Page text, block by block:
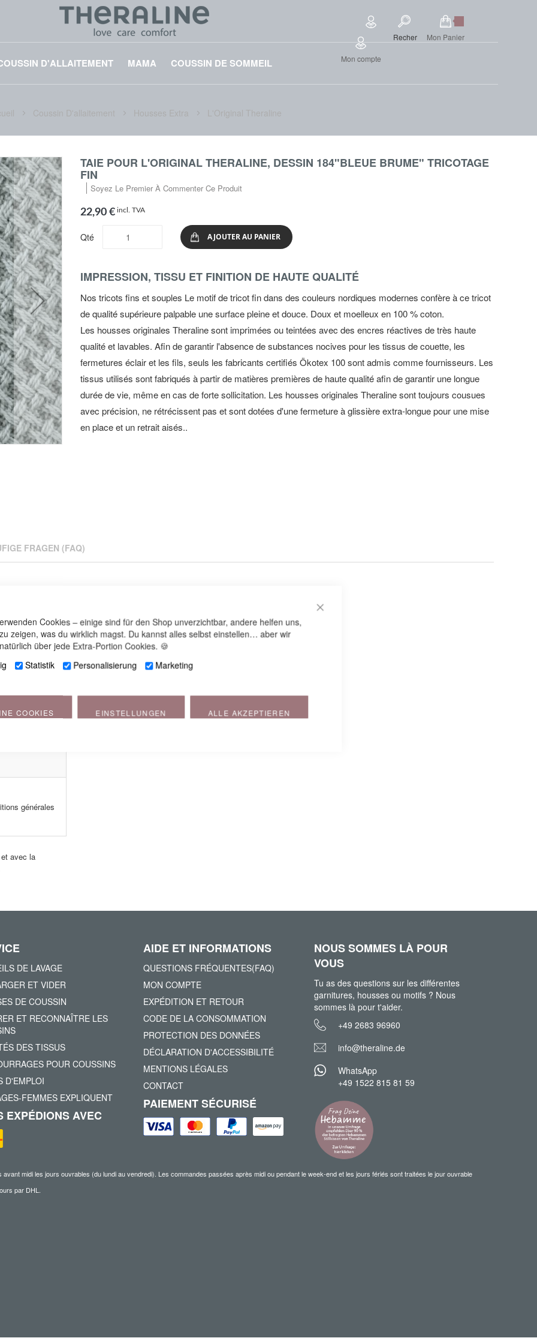
Cookies – einige sind für den Shop unverzichtbar, andere helfen uns,
zeigen, was du wirklich magst. Du kannst alles selbst einstellen… aber wir
über jede Extra-Portion Cookies. 🍪
Statistik Personalisierung Marketing
ALLE AKZEPTIEREN
EINSTELLUNGEN
COOKIES
Mon Panier
Recher
Mon compte
D'ALLAITEMENT MAMA COUSSIN DE SOMMEIL
Coussin D'allaitement Housses Extra L'Original Theraline
TAIE POUR L'ORIGINAL THERALINE, DESSIN 184"BLEUE BRUME" TRICOTAGE
FIN
Soyez Le Premier À Commenter Ce Produit
22,90 € incl. TVA
Qté AJOUTER AU PANIER
IMPRESSION, TISSU ET FINITION DE HAUTE QUALITÉ
Nos tricots fins et souples Le motif de tricot fin dans des couleurs nordiques modernes confère à ce tricot
de qualité supérieure palpable une surface pleine et douce. Doux et moelleux en 100 % coton.
Les housses originales Theraline sont imprimées ou teintées avec des encres réactives de très haute
qualité et lavables. Afin de garantir l'absence de substances nocives pour les tissus de couette, les
fermetures éclair et les fils, seuls les fabricants certifiés Ökotex 100 sont admis comme fournisseurs. Les
tissus utilisés sont fabriqués à partir de matières premières de haute qualité afin de garantir une longue
durée de vie, même en cas de forte sollicitation. Les housses originales Theraline sont toujours cousues
avec précision, ne rétrécissent pas et sont dotées d'une fermeture à glissière extra-longue pour une mise
en place et un retrait aisés..
générales
avec la
FRAGEN (FAQ)
DE LAVAGE
ET VIDER
DE COUSSIN
ET RECONNAÎTRE LES
DES TISSUS
POUR COUSSINS
D'EMPLOI
FEMMES EXPLIQUENT
EXPÉDIONS AVEC
AIDE ET INFORMATIONS
QUESTIONS FRÉQUENTES(FAQ)
MON COMPTE
EXPÉDITION ET RETOUR
CODE DE LA CONSOMMATION
PROTECTION DES DONNÉES
DÉCLARATION D'ACCESSIBILITÉ
MENTIONS LÉGALES
CONTACT
PAIEMENT SÉCURISÉ
NOUS SOMMES LÀ POUR
VOUS
Tu as des questions sur les différentes
garnitures, housses ou motifs ? Nous
sommes là pour t'aider.
+49 2683 96960
info@theraline.de
WhatsApp
+49 1522 815 81 59
midi les jours ouvrables (du lundi au vendredi). Les commandes passées après midi ou pendant le week-end et les jours fériés sont traitées le jour ouvrable
par DHL.